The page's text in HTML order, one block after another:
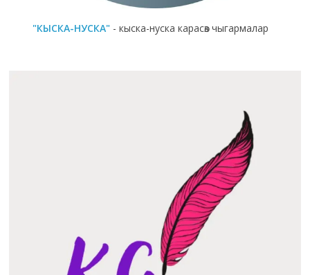
"КЫСКА-НУСКА" - кыска-нуска карасөз чыгармалар